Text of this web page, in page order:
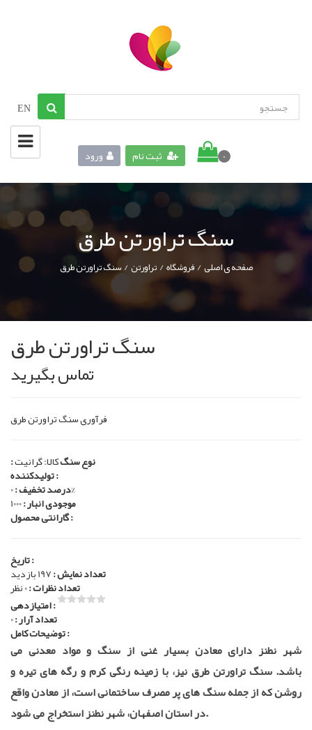
EN
ورود ثبت نام 0
سنگ تراورتن طرق
صفحه ی اصلی/فروشگاه/تراورتن/سنگ تراورتن طرق
سنگ تراورتن طرق
تماس بگیرید
فرآوری سنگ تراورتن طرق
: نوع سنگکالا: گرانیت
تولیدکننده :
درصد تخفیف :0%
موجودی انبار :1000
گارانتی محصول :
تاریخ :
تعداد نمایش :197 بازدید
تعداد نظرات :0 نظر
امتیازدهی :
تعداد آرار :0
توضیحات کامل :
شهر نطنز دارای معادن بسیار غنی از سنگ و مواد معدنی می
باشد. سنگ تراورتن طرق نیز، با زمینه رنگی کرم و رگه های تیره و
روشن که از جمله سنگ های پر مصرف ساختمانی است، از معادن واقع
در استان اصفهان، شهر نطنز استخراج می شود.